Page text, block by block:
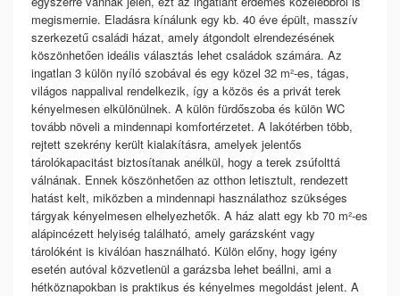
megismernie. Eladásra kínálunk egy kb. 40 éve épült, masszív
szerkezetű családi házat, amely átgondolt elrendezésének
köszönhetően ideális választás lehet családok számára. Az
ingatlan 3 külön nyíló szobával és egy közel 32 m²-es, tágas,
világos nappalival rendelkezik, így a közös és a privát terek
kényelmesen elkülönülnek. A külön fürdőszoba és külön WC
tovább növeli a mindennapi komfortérzetet. A lakótérben több,
rejtett szekrény került kialakításra, amelyek jelentős
tárolókapacitást biztosítanak anélkül, hogy a terek zsúfolttá
válnának. Ennek köszönhetően az otthon letisztult, rendezett
hatást kelt, miközben a mindennapi használathoz szükséges
tárgyak kényelmesen elhelyezhetők. A ház alatt egy kb 70 m²-es
alápincézett helyiség található, amely garázsként vagy
tárolóként is kiválóan használható. Külön előny, hogy igény
esetén autóval közvetlenül a garázsba lehet beállni, ami a
hétköznapokban is praktikus és kényelmes megoldást jelent. A